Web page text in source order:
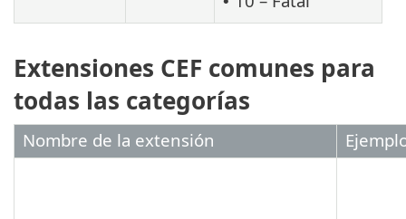
Extensiones CEF comunes para
todas las categorías
Nombre de la extensión